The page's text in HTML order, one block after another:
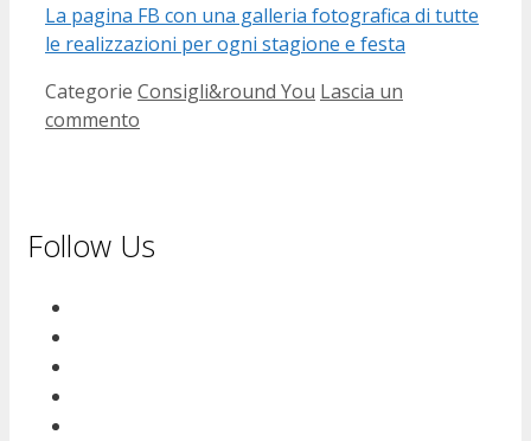
La pagina FB con una galleria fotografica di tutte
le realizzazioni per ogni stagione e festa
Categorie Consigli&round You Lascia un
commento
Follow Us